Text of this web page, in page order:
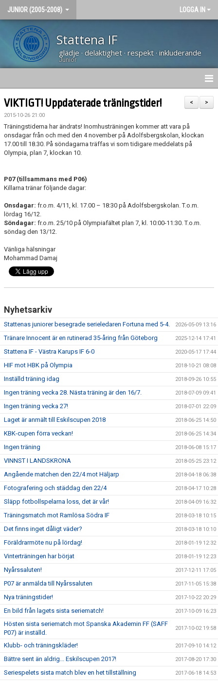
JUNIOR (2005-2008) LOGGA IN
Stattena IF
glädje · delaktighet · respekt · inkluderande
Junior
NYHETER
HEM
KALENDER
KONTAKT
>
<
VIKTIGT! Uppdaterade träningstider!
2015-10-26 21:00
Träningstiderna har ändrats! Inomhusträningen kommer att vara på
onsdagar från och med den 4 november på Adolfsbergskolan, klockan
17.00 till 18.30. På söndagarna träffas vi som tidigare meddelats på
Olympia, plan 7, klockan 10.
P07 (tillsammans med P06)
Killarna tränar följande dagar:
Onsdagar: fr.o.m. 4/11, kl. 17.00 – 18:30 på Adolfsbergskolan. T.o.m.
lördag 16/12.
Söndagar: fr.o.m. 25/10 på Olympiafältet plan 7, kl. 10:00-11:30. T.o.m.
söndag den 13/12.
Vänliga hälsningar
Mohammad Damaj
Nyhetsarkiv
Stattenas juniorer besegrade serieledaren Fortuna med 5-4. 2026-05-09 13:16
Tränare Innocent är en rutinerad 35-åring från Göteborg 2025-12-14 17:41
Stattena IF - Västra Karups IF 6-0 2020-05-17 17:44
HIF mot HBK på Olympia 2018-10-21 08:08
Inställd träning idag 2018-09-26 10:55
Ingen träning vecka 28. Nästa träning är den 16/7. 2018-07-09 09:41
Ingen träning vecka 27! 2018-07-01 22:09
Laget är anmält till Eskilscupen 2018 2018-06-25 14:50
KBK-cupen förra veckan! 2018-06-25 14:34
Ingen träning 2018-06-08 15:17
VINNST I LANDSKRONA 2018-05-25 23:12
Angående matchen den 22/4 mot Häljarp 2018-04-18 06:38
Fotografering och städdag den 22/4 2018-04-17 10:28
Släpp fotbollspelarna loss, det är vår! 2018-04-09 16:32
Träningsmatch mot Ramlösa Södra IF 2018-03-18 10:15
Det finns inget dåligt väder? 2018-03-18 10:10
Föräldrarmöte nu på lördag! 2018-01-19 12:32
Vinterträningen har börjat 2018-01-19 12:23
Nyårssaluten! 2017-12-11 17:05
P07 är anmälda till Nyårssaluten 2017-11-05 15:38
Nya träningstider! 2017-10-22 20:29
En bild från lagets sista seriematch! 2017-10-09 16:23
Hösten sista seriematch mot Spanska Akademin FF (SAFF
P07) är inställd.
2017-10-02 19:58
Klubb- och träningskläder! 2017-09-10 14:12
Bättre sent än aldrig... Eskilscupen 2017! 2017-08-20 17:30
Seriespelets sista match blev en het tillställning 2017-06-18 14:53